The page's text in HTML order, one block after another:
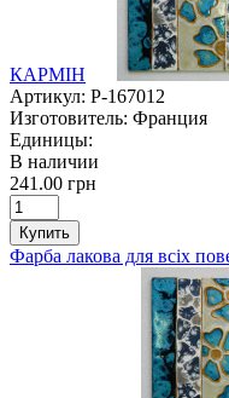
КАРМІН
Артикул: P-167012
Изготовитель: Франция
Единицы:
В наличии
241.00 грн
Купить
Фарба лакова для всіх